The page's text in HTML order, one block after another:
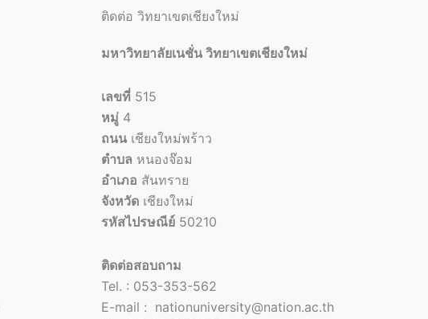
ติดต่อ วิทยาเขตเชียงใหม่
มหาวิทยาลัยเนชั่น วิทยาเขตเชียงใหม่
เลขที่ 515
หมู่4
ถนนเชียงใหม่พร้าว
ตำบล หนองจ๊อม
อำเภอ สันทราย
จังหวัดเชียงใหม่
รหัสไปรษณีย์50210
ติดต่อสอบถาม
Tel. : 053-353-562
E-mail : nationuniversity@nation.ac.th